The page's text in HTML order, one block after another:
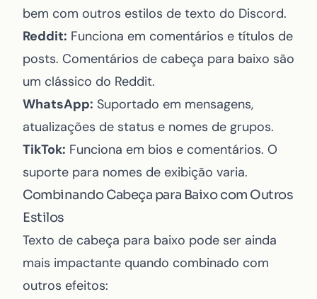
bem com outros estilos de texto do Discord.
Reddit: Funciona em comentários e títulos de
posts. Comentários de cabeça para baixo são
um clássico do Reddit.
WhatsApp: Suportado em mensagens,
atualizações de status e nomes de grupos.
TikTok: Funciona em bios e comentários. O
suporte para nomes de exibição varia.
Combinando Cabeça para Baixo com Outros
Estilos
Texto de cabeça para baixo pode ser ainda
mais impactante quando combinado com
outros efeitos: